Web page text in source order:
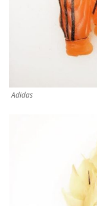
Adidas